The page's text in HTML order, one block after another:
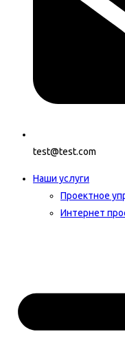
test@test.com
Наши услуги
Проектное
Интернет